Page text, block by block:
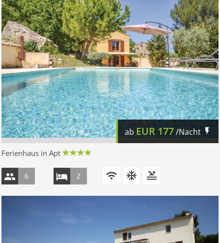
ab EUR 177/Nacht
Ferienhaus in Apt
6 2